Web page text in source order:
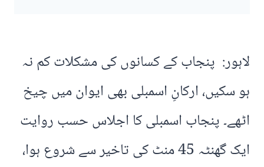
لاہور: پنجاب کے کسانوں کی مشکلات کم نہ
ہو سکیں، ارکانِ اسمبلی بھی ایوان میں چیخ
اٹھے۔ پنجاب اسمبلی کا اجلاس حسب روایت
ایک گھنٹہ 45 منٹ کی تاخیر سے شروع ہوا،